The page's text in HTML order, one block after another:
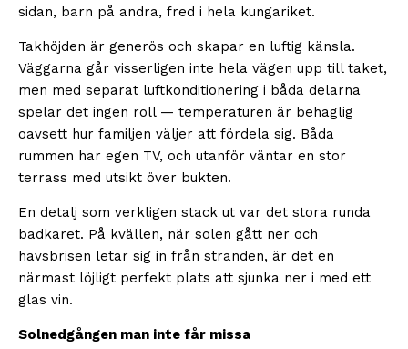
sidan, barn på andra, fred i hela kungariket.
Takhöjden är generös och skapar en luftig känsla.
Väggarna går visserligen inte hela vägen upp till taket,
men med separat luftkonditionering i båda delarna
spelar det ingen roll — temperaturen är behaglig
oavsett hur familjen väljer att fördela sig. Båda
rummen har egen TV, och utanför väntar en stor
terrass med utsikt över bukten.
En detalj som verkligen stack ut var det stora runda
badkaret. På kvällen, när solen gått ner och
havsbrisen letar sig in från stranden, är det en
närmast löjligt perfekt plats att sjunka ner i med ett
glas vin.
Solnedgången man inte får missa